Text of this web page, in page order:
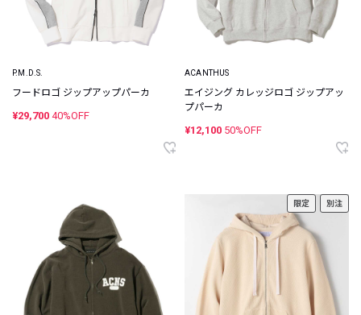
P.M.D.S.
フードロゴ ジップアップパーカ
¥29,700 40%OFF
ACANTHUS
エイジング カレッジロゴ ジップアッ
プパーカ
¥12,100 50%OFF
限定 別注